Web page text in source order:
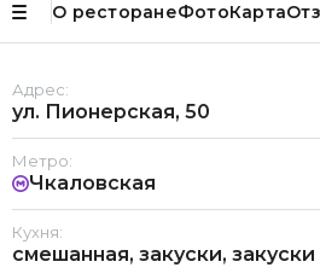
О ресторанеФотоКарта
Адрес:
ул. Пионерская, 50
Метро:
Чкаловская
Кухня:
смешанная, закуски, закуски